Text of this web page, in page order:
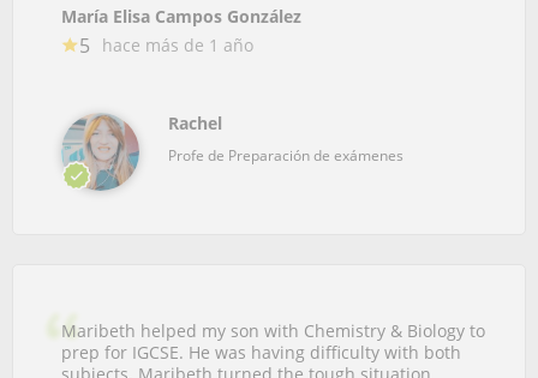
María Elisa Campos González
5 hace más de 1 año
Rachel
Profe de Preparación de exámenes
Maribeth helped my son with Chemistry & Biology to
prep for IGCSE. He was having difficulty with both